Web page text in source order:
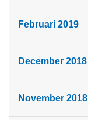
Februari 2019
December 2018
November 2018